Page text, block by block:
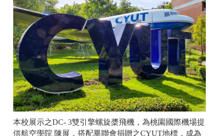
本校展示之DC- 3雙引擎螺旋槳飛機，為桃園國際機場提
供航空學院 陳展，搭配畢聯會捐贈之CYUT地標，成為